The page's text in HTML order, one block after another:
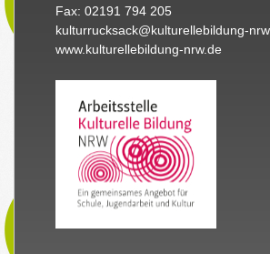
Fax: 02191 794 205
kulturrucksack@kulturellebildung-
www.kulturellebildung-nrw.de